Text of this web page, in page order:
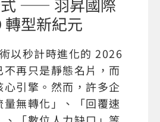
式 —— 羽昇國際
轉型新紀元
以秒計時進化的 2026
再只是靜態名片，而
引擎。然而，許多企
無轉化」、「回覆速